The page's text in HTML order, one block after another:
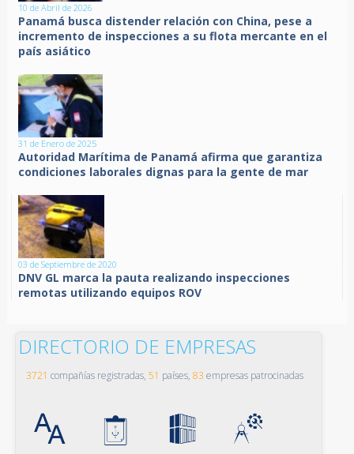
10 de Abril de 2026
Panamá busca distender relación con China, pese a
incremento de inspecciones a su flota mercante en el
país asiático
31 de Enero de 2025
Autoridad Marítima de Panamá afirma que garantiza
condiciones laborales dignas para la gente de mar
03 de Septiembre de 2020
DNV GL marca la pauta realizando inspecciones
remotas utilizando equipos ROV
DIRECTORIO DE EMPRESAS
3721 compañías registradas, 51 países, 83 empresas patrocinadas